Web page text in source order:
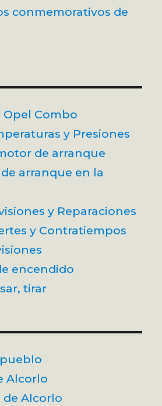
conmemorativos de
Opel Combo
y Presiones
de arranque
arranque en la
y Reparaciones
y Contratiempos
encendido
tirar
Alcorlo
de Alcorlo